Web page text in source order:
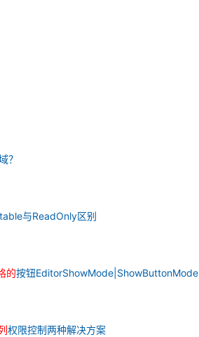
？
与ReadOnly区别
的按钮EditorShowMode|ShowButtonMode
权限控制两种解决方案